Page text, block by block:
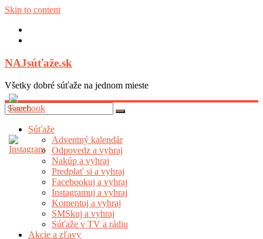
Skip to content
NAJsúťaže.sk
Všetky dobré súťaže na jednom mieste
Súťaže
Adventný kalendár
Odpovedz a vyhraj
Nakúp a vyhraj
Predplať si a vyhraj
Facebookuj a vyhraj
Instagramuj a vyhraj
Komentuj a vyhraj
SMSkuj a vyhraj
Súťaže v TV a rádiu
Akcie a zľavy